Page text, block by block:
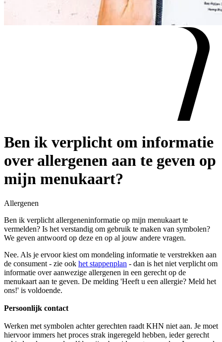
Ben ik verplicht om informatie
over allergenen aan te geven op
mijn menukaart?
Allergenen
Ben ik verplicht allergeneninformatie op mijn menukaart te
vermelden? Is het verstandig om gebruik te maken van symbolen?
We geven antwoord op deze en op al jouw andere vragen.
Nee. Als je ervoor kiest om mondeling informatie te verstrekken aan
de consument - zie ook het stappenplan - dan is het niet verplicht om
informatie over aanwezige allergenen in een gerecht op de
menukaart aan te geven. De melding 'Heeft u een allergie? Meld het
ons!' is voldoende.
Persoonlijk contact
Werken met symbolen achter gerechten raadt KHN niet aan. Je moet
hiervoor immers het proces strak ingeregeld hebben, ieder gerecht